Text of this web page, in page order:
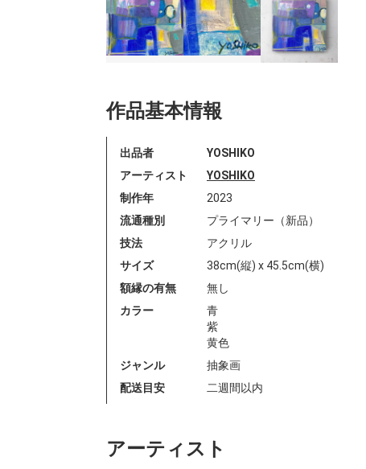
作品基本情報
出品者
YOSHIKO
アーティスト
YOSHIKO
制作年
2023
流通種別
プライマリー（新品）
技法
アクリル
サイズ
38cm(縦) x 45.5cm(横)
額縁の有無
無し
カラー
青
紫
黄色
ジャンル
抽象画
配送目安
二週間以内
アーティスト